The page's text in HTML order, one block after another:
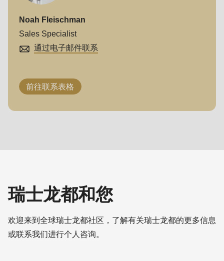
Noah Fleischman
Sales Specialist
通过电子邮件联系
前往联系表格
瑞士龙都和您
欢迎来到全球瑞士龙都社区，了解有关瑞士龙都的更多信息
或联系我们进行个人咨询。